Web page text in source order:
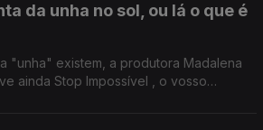
da unha no sol, ou lá o que é
"unha" existem, a produtora Madalena
ainda Stop Impossível , o vosso